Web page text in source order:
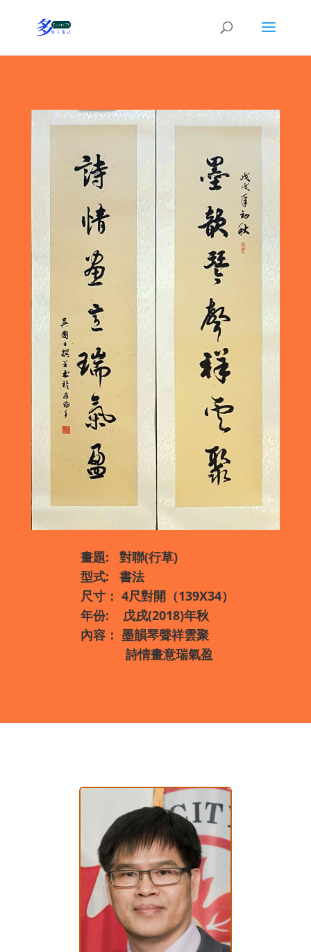
畫題: 對聯(行草)
型式: 書法
尺寸： 4尺對開（139X34）
年份: 戊戌(2018)年秋
內容： 墨韻琴聲祥雲聚
詩情畫意瑞氣盈